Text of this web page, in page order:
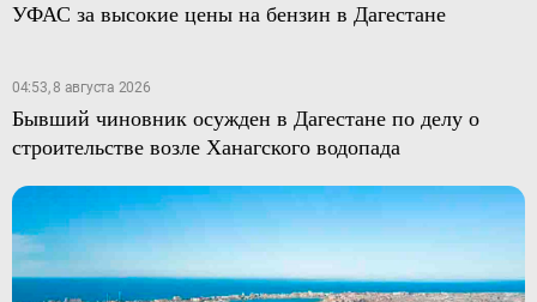
УФАС за высокие цены на бензин в Дагестане
04:53, 8 августа 2026
Бывший чиновник осужден в Дагестане по делу о
строительстве возле Ханагского водопада